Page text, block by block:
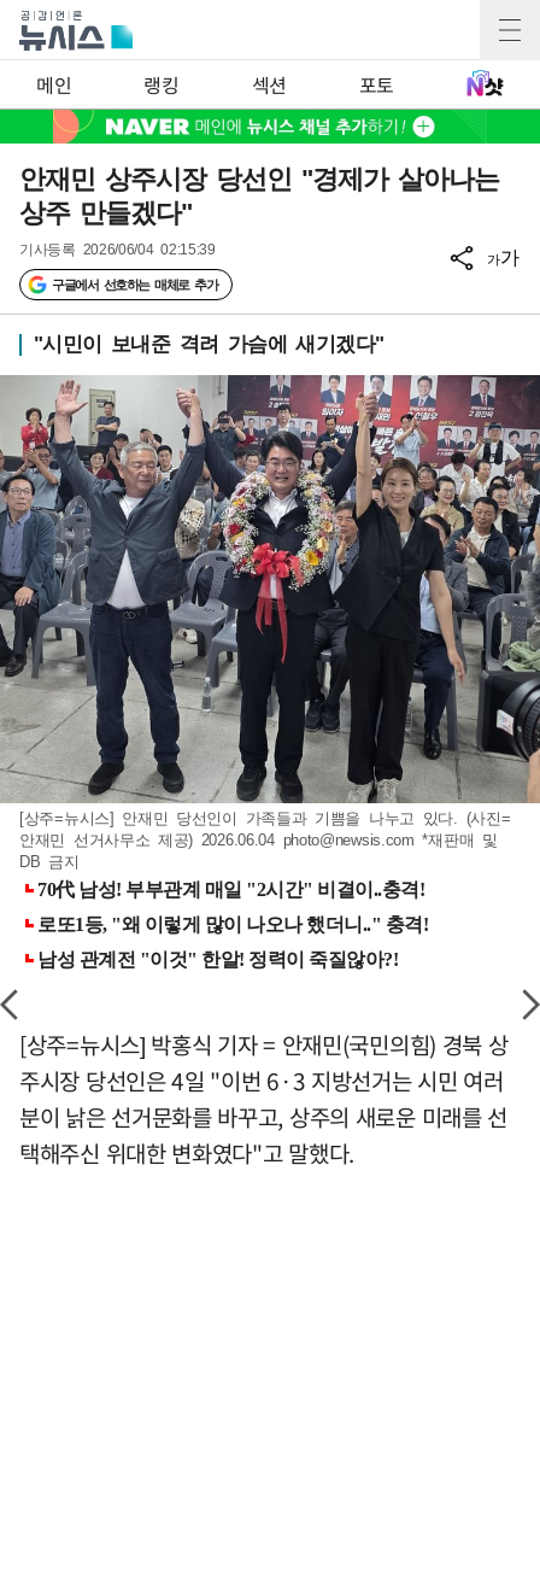
메인 랭킹 섹션 포토
안재민 상주시장 당선인 "경제가 살아나는
상주 만들겠다"
기사등록 2026/06/04 02:15:39
구글에서 선호하는 매체로 추가
가가
"시민이 보내준 격려 가슴에 새기겠다"
[상주=뉴시스] 안재민 당선인이 가족들과 기쁨을 나누고 있다. (사진=
안재민 선거사무소 제공) 2026.06.04 photo@newsis.com *재판매 및
DB 금지
[상주=뉴시스] 박홍식 기자 = 안재민(국민의힘) 경북 상
주시장 당선인은 4일 "이번 6·3 지방선거는 시민 여러
분이 낡은 선거문화를 바꾸고, 상주의 새로운 미래를 선
택해주신 위대한 변화였다"고 말했다.